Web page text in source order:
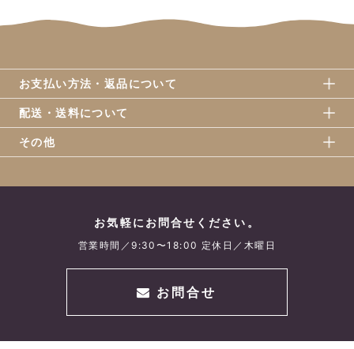
お支払い方法・返品について
配送・送料について
その他
お気軽にお問合せください。
営業時間／9:30〜18:00 定休日／木曜日
お問合せ